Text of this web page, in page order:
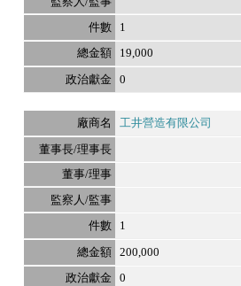
1
19,000
0
工井營造有限公司
1
200,000
0